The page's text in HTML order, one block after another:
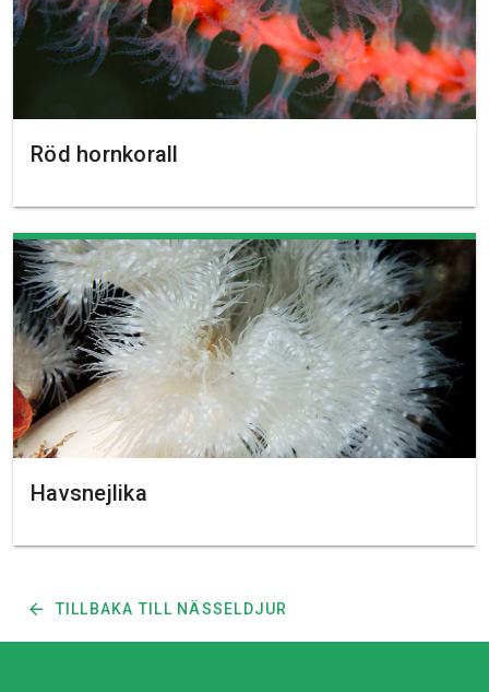
Röd hornkorall
Havsnejlika
TILLBAKA TILL NÄSSELDJUR